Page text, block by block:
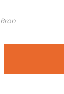
Bron